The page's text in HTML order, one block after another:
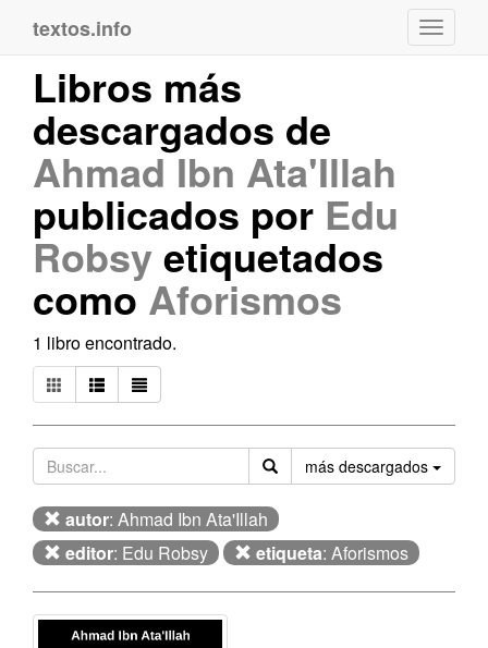
textos.info
Libros más
descargados de
Ahmad Ibn Ata'Illah
publicados por Edu
Robsy etiquetados
comoAforismos
1 libro encontrado.
más descargados
autor: Ahmad Ibn Ata'Illah
editor: Edu Robsy etiqueta: Aforismos